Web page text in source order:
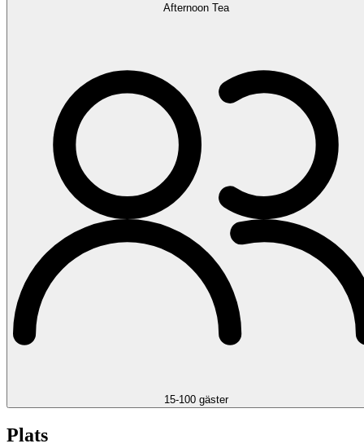
Afternoon Tea
15-100 gäster
Plats